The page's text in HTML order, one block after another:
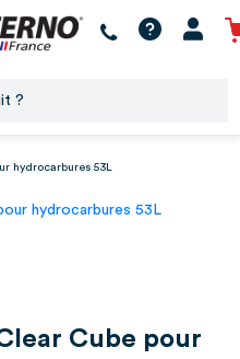
hydrocarbures 53L
Cube pour